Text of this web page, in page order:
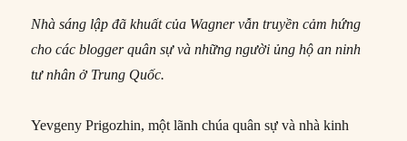
Nhà sáng lập đã khuất của Wagner vẫn truyền cảm hứng
cho các blogger quân sự và những người ủng hộ an ninh
tư nhân ở Trung Quốc.
Yevgeny Prigozhin, một lãnh chúa quân sự và nhà kinh